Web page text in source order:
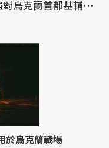
烏克蘭首都基輔和
於烏克蘭戰場